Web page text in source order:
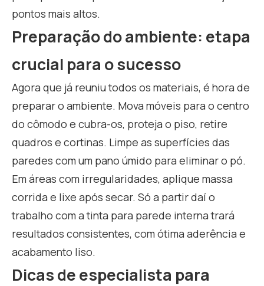
pontos mais altos.
Preparação do ambiente: etapa
crucial para o sucesso
Agora que já reuniu todos os materiais, é hora de
preparar o ambiente. Mova móveis para o centro
do cômodo e cubra-os, proteja o piso, retire
quadros e cortinas. Limpe as superfícies das
paredes com um pano úmido para eliminar o pó.
Em áreas com irregularidades, aplique massa
corrida e lixe após secar. Só a partir daí o
trabalho com a tinta para parede interna trará
resultados consistentes, com ótima aderência e
acabamento liso.
Dicas de especialista para